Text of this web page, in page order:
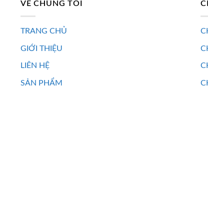
VỀ CHÚNG TÔI
TRANG CHỦ
GIỚI THIỆU
LIÊN HỆ
SẢN PHẨM